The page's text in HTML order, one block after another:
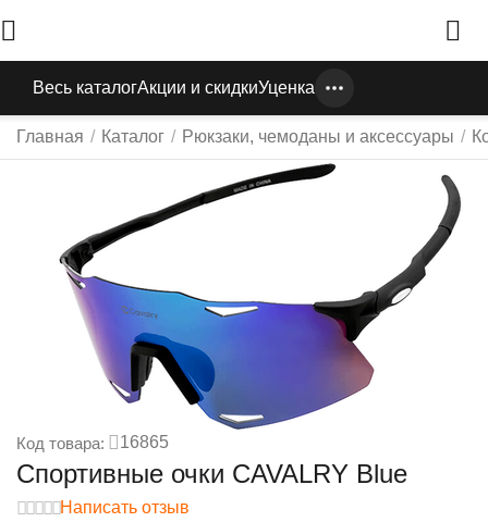
Весь каталогАкции и скидкиУценка
Главная / Каталог / Рюкзаки, чемоданы и аксессуары /
Код товара: 16865
Спортивные очки CAVALRY Blue
Написать отзыв